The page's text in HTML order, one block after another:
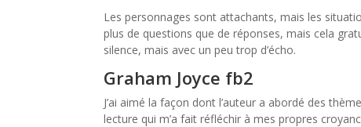
Les personnages sont attachants, mais les
plus de questions que de réponses, mais cela
silence, mais avec un peu trop d’écho.
Graham Joyce fb2
J’ai aimé la façon dont l’auteur a abordé des
lecture qui m’a fait réfléchir à mes propres